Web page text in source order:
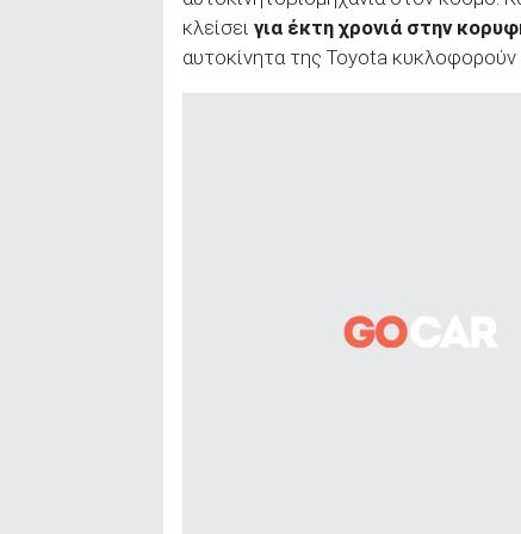
κλείσει για έκτη χρονιά στην
αυτοκίνητα της Toyota